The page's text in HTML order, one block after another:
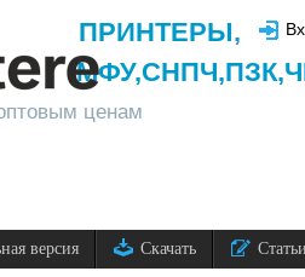
ценам
ПРИНТЕРЫ,
МФУ,СНПЧ,ПЗК,
версия Скачать Статьи